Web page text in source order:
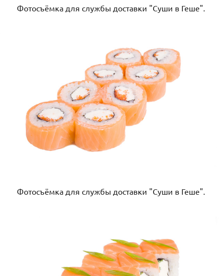
Фотосъёмка для службы доставки "Суши в Геше".
Фотосъёмка для службы доставки "Суши в Геше".